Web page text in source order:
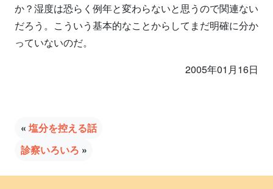
か？湿度は恐らく例年と変わらないと思うので関連ない
だろう。こういう基本的なことからしてまだ明確に分か
っていないのだ。
2005年01月16日
« 塩分を控える話
診察いろいろ »